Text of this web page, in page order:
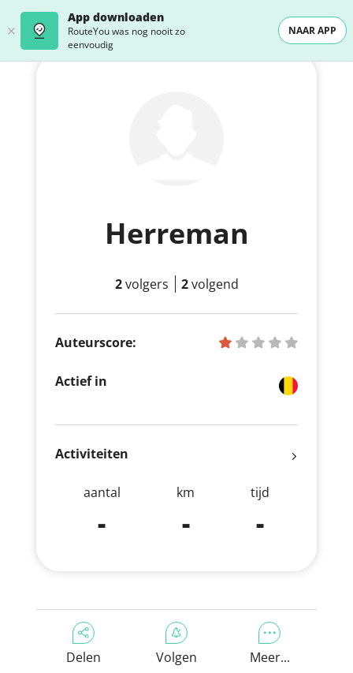
App downloaden
RouteYou was nog nooit zo
eenvoudig
NAAR APP
Herreman
2volgers 2volgend
Auteurscore:
Actief in
Activiteiten
aantal
-
km
-
tijd
-
Delen Volgen Meer...